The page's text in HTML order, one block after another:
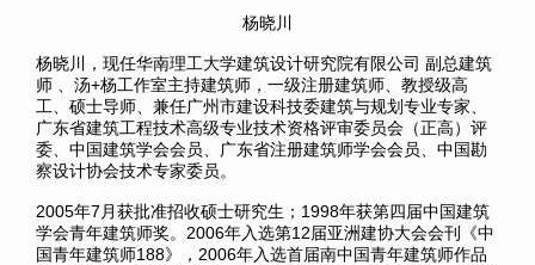
杨晓川
杨晓川，现任华南理工大学建筑设计研究院有限公司 副总建筑
师 、汤+杨工作室主持建筑师，一级注册建筑师、教授级高
工、硕士导师、兼任广州市建设科技委建筑与规划专业专家、
广东省建筑工程技术高级专业技术资格评审委员会（正高）评
委、中国建筑学会会员、广东省注册建筑师学会会员、中国勘
察设计协会技术专家委员。
2005年7月获批准招收硕士研究生；1998年获第四届中国建筑
学会青年建筑师奖。2006年入选第12届亚洲建协大会会刊《中
国青年建筑师188》，2006年入选首届南中国青年建筑师作品